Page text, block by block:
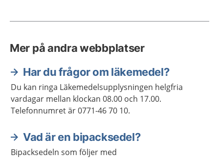
Mer på andra webbplatser
Har du frågor om läkemedel?
Du kan ringa Läkemedelsupplysningen helgfria
vardagar mellan klockan 08.00 och 17.00.
Telefonnumret är 0771-46 70 10.
Vad är en bipacksedel?
Bipacksedeln som följer med